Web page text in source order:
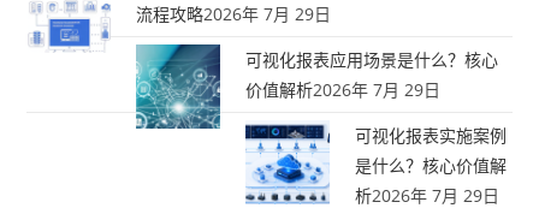
流程攻略2026年 7月 29日
可视化报表应用场景是什么？核心
价值解析2026年 7月 29日
可视化报表实施案例
是什么？核心价值解
析2026年 7月 29日